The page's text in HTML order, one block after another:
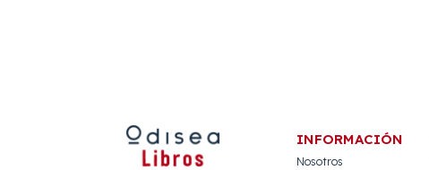
INFORMACIÓN
Nosotros